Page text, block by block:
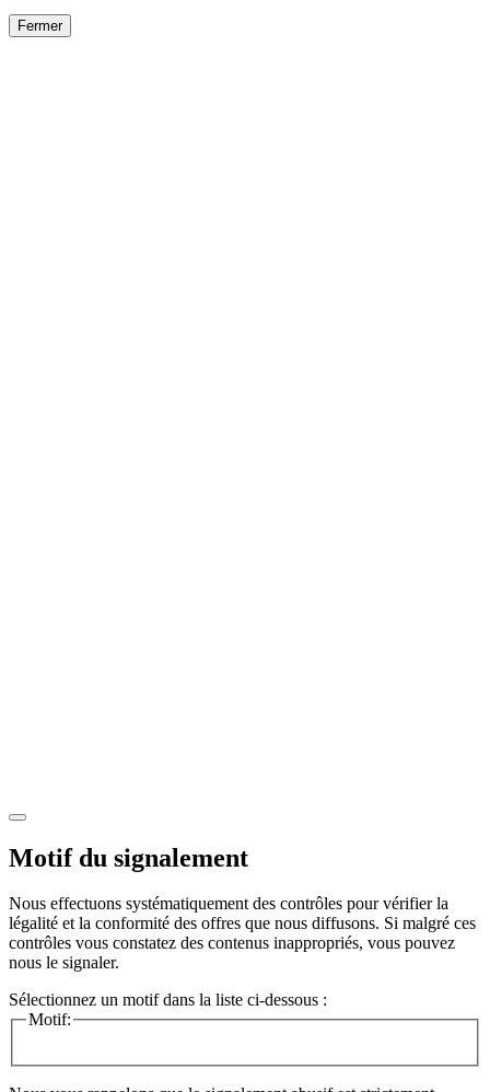
Fermer
Motif du signalement
Nous effectuons systématiquement des contrôles pour vérifier la
légalité et la conformité des offres que nous diffusons. Si malgré ces
contrôles vous constatez des contenus inappropriés, vous pouvez
nous le signaler.
Sélectionnez un motif dans la liste ci-dessous :
Motif: